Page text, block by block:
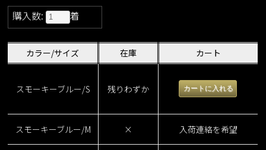
size：S/M/L/XL
購入数: 着
カラー/サイズ 在庫 カート
スモーキーブルー/S 残りわずか
スモーキーブルー/M × 入荷連絡を希望